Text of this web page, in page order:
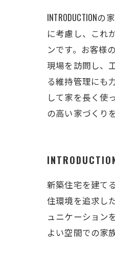
に考慮し、これ
ンです。お客様
現場を訪問し、
る維持管理にも
して家を長く使
の高い家づくり
新築住宅を建て
住環境を追求し
ュニケーション
よい空間での家